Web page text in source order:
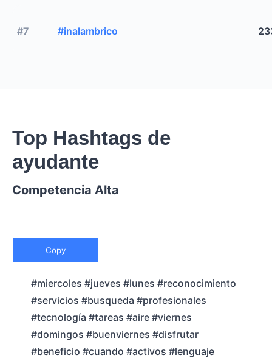
#7 #inalambrico
Top Hashtags de
ayudante
Competencia Alta
Copy
#miercoles #jueves #lunes #reconocimiento
#servicios #busqueda #profesionales
#tecnología #tareas #aire #viernes
#domingos #buenviernes #disfrutar
#beneficio #cuando #activos #lenguaje